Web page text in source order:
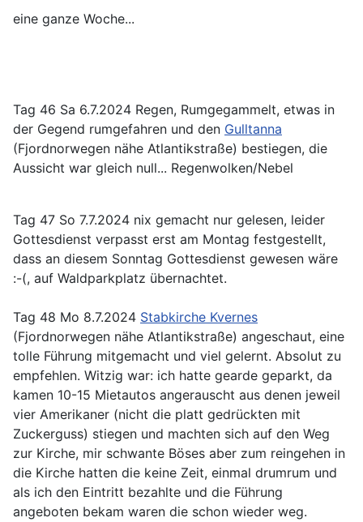
eine ganze Woche...
Tag 46 Sa 6.7.2024 Regen, Rumgegammelt, etwas in
der Gegend rumgefahren und den Gulltanna
(Fjordnorwegen nähe Atlantikstraße) bestiegen, die
Aussicht war gleich null... Regenwolken/Nebel
Tag 47 So 7.7.2024 nix gemacht nur gelesen, leider
Gottesdienst verpasst erst am Montag festgestellt,
dass an diesem Sonntag Gottesdienst gewesen wäre
:-(, auf Waldparkplatz übernachtet.
Tag 48 Mo 8.7.2024 Stabkirche Kvernes
(Fjordnorwegen nähe Atlantikstraße) angeschaut, eine
tolle Führung mitgemacht und viel gelernt. Absolut zu
empfehlen. Witzig war: ich hatte gearde geparkt, da
kamen 10-15 Mietautos angerauscht aus denen jeweil
vier Amerikaner (nicht die platt gedrückten mit
Zuckerguss) stiegen und machten sich auf den Weg
zur Kirche, mir schwante Böses aber zum reingehen in
die Kirche hatten die keine Zeit, einmal drumrum und
als ich den Eintritt bezahlte und die Führung
angeboten bekam waren die schon wieder weg.